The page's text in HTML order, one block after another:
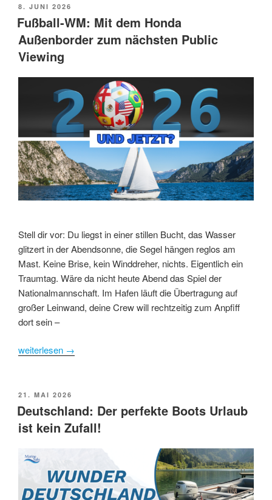
POSTED
ON
8. JUNI 2026
Fußball-WM: Mit dem Honda
Außenborder zum nächsten Public
Viewing
Stell dir vor: Du liegst in einer stillen Bucht, das Wasser
glitzert in der Abendsonne, die Segel hängen reglos am
Mast. Keine Brise, kein Winddreher, nichts. Eigentlich ein
Traumtag. Wäre da nicht heute Abend das Spiel der
Nationalmannschaft. Im Hafen läuft die Übertragung auf
großer Leinwand, deine Crew will rechtzeitig zum Anpfiff
dort sein –
weiterlesen →
POSTED
ON
21. MAI 2026
Deutschland: Der perfekte Boots Urlaub
ist kein Zufall!